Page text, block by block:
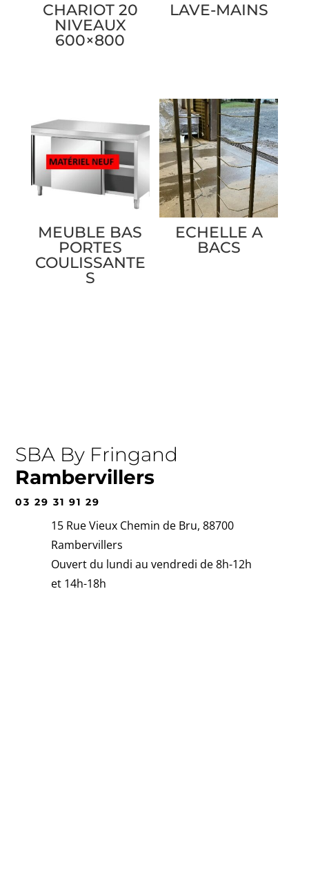
CHARIOT 20
NIVEAUX
600×800
LAVE-MAINS
MEUBLE BAS
PORTES
COULISSANTE
S
ECHELLE A
BACS
SBA By Fringand
Rambervillers
03 29 31 91 29
15 Rue Vieux Chemin de Bru, 88700
Rambervillers
Ouvert du lundi au vendredi de 8h-12h
et 14h-18h